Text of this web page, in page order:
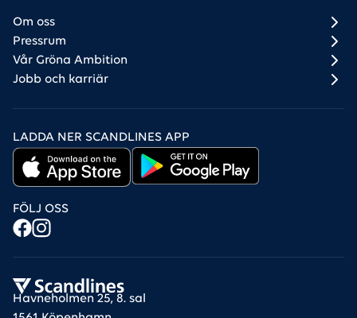
Havneholmen 25, 8. sal
Om oss
Pressrum
Vår Gröna Ambition
Jobb och karriär
LADDA NER SCANDLINES APP
FÖLJ OSS